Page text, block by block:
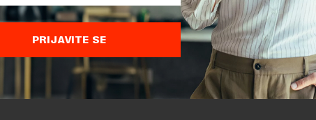
PRIJAVITE SE